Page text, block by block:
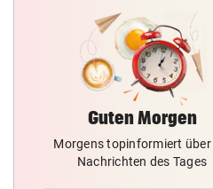
Guten Morgen
Morgens topinformiert über
Nachrichten des Tages